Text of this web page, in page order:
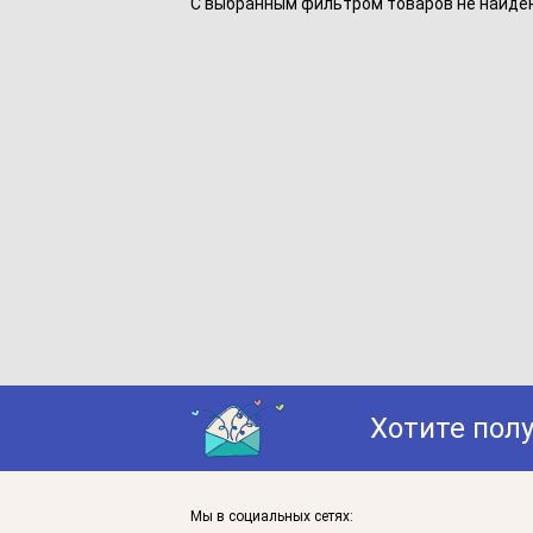
С выбранным фильтром товаров не
Хотите
Мы в социальных сетях: